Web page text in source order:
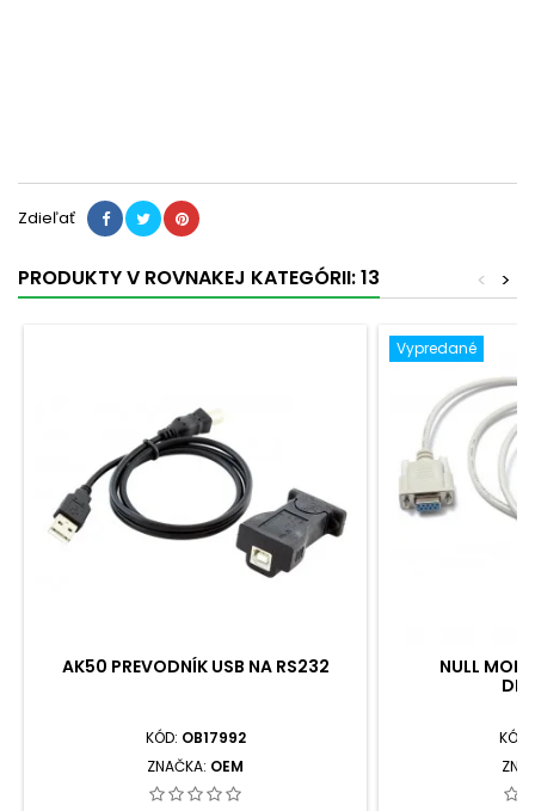
Zdieľať
PRODUKTY V ROVNAKEJ KATEGÓRII: 13 >
<
AK50 PREVODNÍK USB NA RS232
KÓD: OB17992
ZNAČKA: OEM
Vypredané
NULL
KÓD: